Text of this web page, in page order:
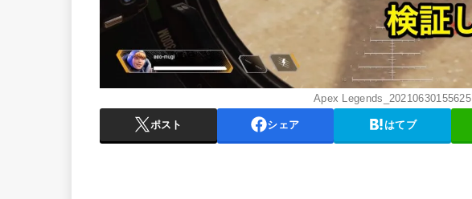
Apex Legends_20210630155625
ポスト シェア はてブ